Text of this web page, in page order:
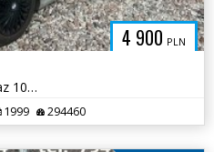
4 900 PLN
BMW E46 316i 1,9 benzyna/gaz 105km 1999r * Sprawna Klima Skóry *
1999 294460